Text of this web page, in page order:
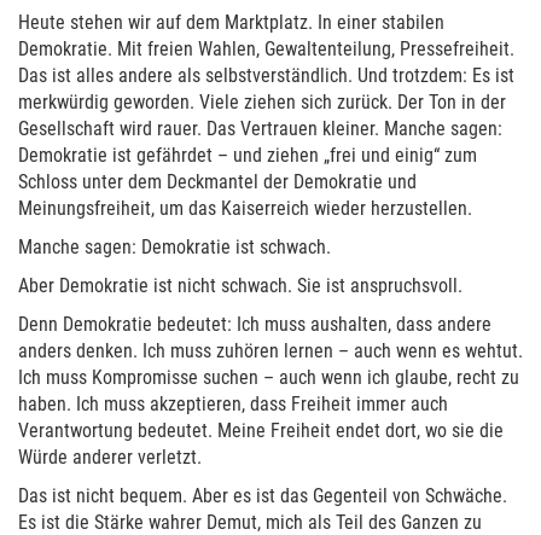
Heute stehen wir auf dem Marktplatz. In einer stabilen
Demokratie. Mit freien Wahlen, Gewaltenteilung, Pressefreiheit.
Das ist alles andere als selbstverständlich. Und trotzdem: Es ist
merkwürdig geworden. Viele ziehen sich zurück. Der Ton in der
Gesellschaft wird rauer. Das Vertrauen kleiner. Manche sagen:
Demokratie ist gefährdet – und ziehen „frei und einig“ zum
Schloss unter dem Deckmantel der Demokratie und
Meinungsfreiheit, um das Kaiserreich wieder herzustellen.
Manche sagen: Demokratie ist schwach.
Aber Demokratie ist nicht schwach. Sie ist anspruchsvoll.
Denn Demokratie bedeutet: Ich muss aushalten, dass andere
anders denken. Ich muss zuhören lernen – auch wenn es wehtut.
Ich muss Kompromisse suchen – auch wenn ich glaube, recht zu
haben. Ich muss akzeptieren, dass Freiheit immer auch
Verantwortung bedeutet. Meine Freiheit endet dort, wo sie die
Würde anderer verletzt.
Das ist nicht bequem. Aber es ist das Gegenteil von Schwäche.
Es ist die Stärke wahrer Demut, mich als Teil des Ganzen zu